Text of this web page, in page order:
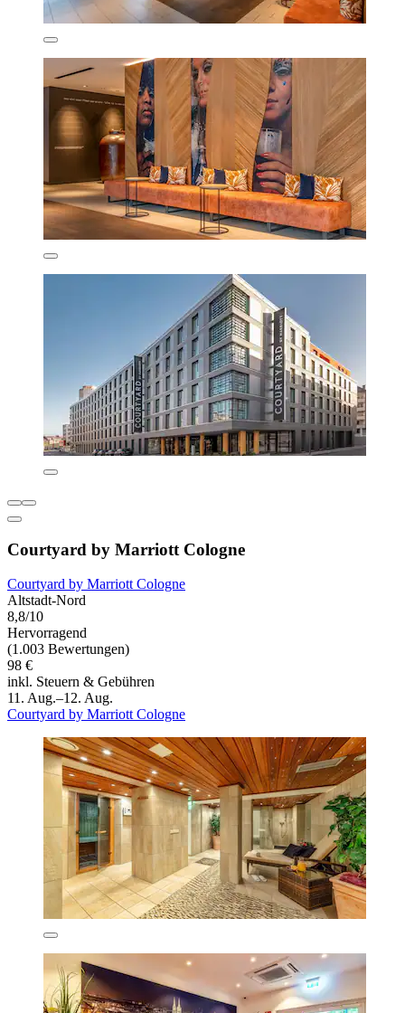
Courtyard by Marriott Cologne
Courtyard by Marriott Cologne
Altstadt-Nord
8,8/10
Hervorragend
(1.003 Bewertungen)
98 €
inkl. Steuern & Gebühren
11. Aug.–12. Aug.
Courtyard by Marriott Cologne